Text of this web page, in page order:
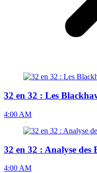
32 en 32 : Les
4:00 AM
32 en 32 : Analyse des
4:00 AM